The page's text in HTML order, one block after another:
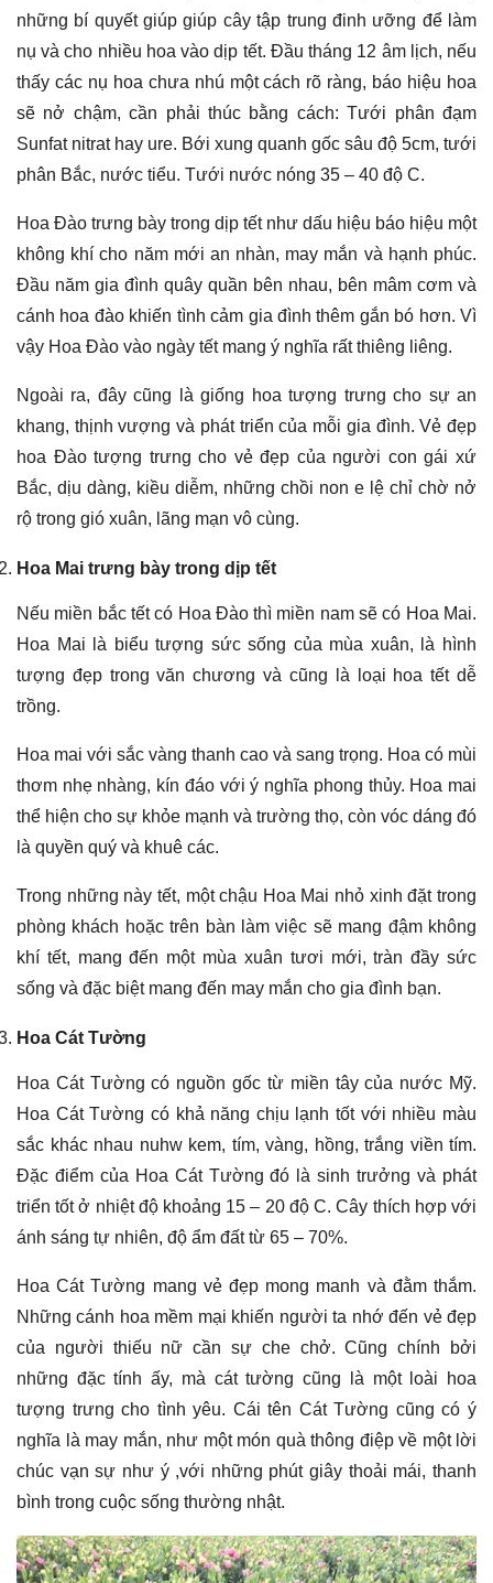
những bí quyết giúp giúp cây tập trung đinh ưỡng để làm
nụ và cho nhiều hoa vào dịp tết. Đầu tháng 12 âm lịch, nếu
thấy các nụ hoa chưa nhú một cách rõ ràng, báo hiệu hoa
sẽ nở chậm, cần phải thúc bằng cách: Tưới phân đạm
Sunfat nitrat hay ure. Bới xung quanh gốc sâu độ 5cm, tưới
phân Bắc, nước tiểu. Tưới nước nóng 35 – 40 độ C.
Hoa Đào trưng bày trong dịp tết như dấu hiệu báo hiệu một
không khí cho năm mới an nhàn, may mắn và hạnh phúc.
Đầu năm gia đình quây quần bên nhau, bên mâm cơm và
cánh hoa đào khiến tình cảm gia đình thêm gắn bó hơn. Vì
vậy Hoa Đào vào ngày tết mang ý nghĩa rất thiêng liêng.
Ngoài ra, đây cũng là giống hoa tượng trưng cho sự an
khang, thịnh vượng và phát triển của mỗi gia đình. Vẻ đẹp
hoa Đào tượng trưng cho vẻ đẹp của người con gái xứ
Bắc, dịu dàng, kiều diễm, những chồi non e lệ chỉ chờ nở
rộ trong gió xuân, lãng mạn vô cùng.
Hoa Mai trưng bày trong dịp tết
Nếu miền bắc tết có Hoa Đào thì miền nam sẽ có Hoa Mai.
Hoa Mai là biểu tượng sức sống của mùa xuân, là hình
tượng đẹp trong văn chương và cũng là loại hoa tết dễ
trồng.
Hoa mai với sắc vàng thanh cao và sang trọng. Hoa có mùi
thơm nhẹ nhàng, kín đáo với ý nghĩa phong thủy. Hoa mai
thể hiện cho sự khỏe mạnh và trường thọ, còn vóc dáng đó
là quyền quý và khuê các.
Trong những này tết, một chậu Hoa Mai nhỏ xinh đặt trong
phòng khách hoặc trên bàn làm việc sẽ mang đậm không
khí tết, mang đến một mùa xuân tươi mới, tràn đầy sức
sống và đặc biệt mang đến may mắn cho gia đình bạn.
Hoa Cát Tường
Hoa Cát Tường có nguồn gốc từ miền tây của nước Mỹ.
Hoa Cát Tường có khả năng chịu lạnh tốt với nhiều màu
sắc khác nhau nuhw kem, tím, vàng, hồng, trắng viền tím.
Đặc điểm của Hoa Cát Tường đó là sinh trưởng và phát
triển tốt ở nhiệt độ khoảng 15 – 20 độ C. Cây thích hợp với
ánh sáng tự nhiên, độ ẩm đất từ 65 – 70%.
Hoa Cát Tường mang vẻ đẹp mong manh và đằm thắm.
Những cánh hoa mềm mại khiến người ta nhớ đến vẻ đẹp
của người thiếu nữ cần sự che chở. Cũng chính bởi
những đặc tính ấy, mà cát tường cũng là một loài hoa
tượng trưng cho tình yêu. Cái tên Cát Tường cũng có ý
nghĩa là may mắn, như một món quà thông điệp về một lời
chúc vạn sự như ý ,với những phút giây thoải mái, thanh
bình trong cuộc sống thường nhật.